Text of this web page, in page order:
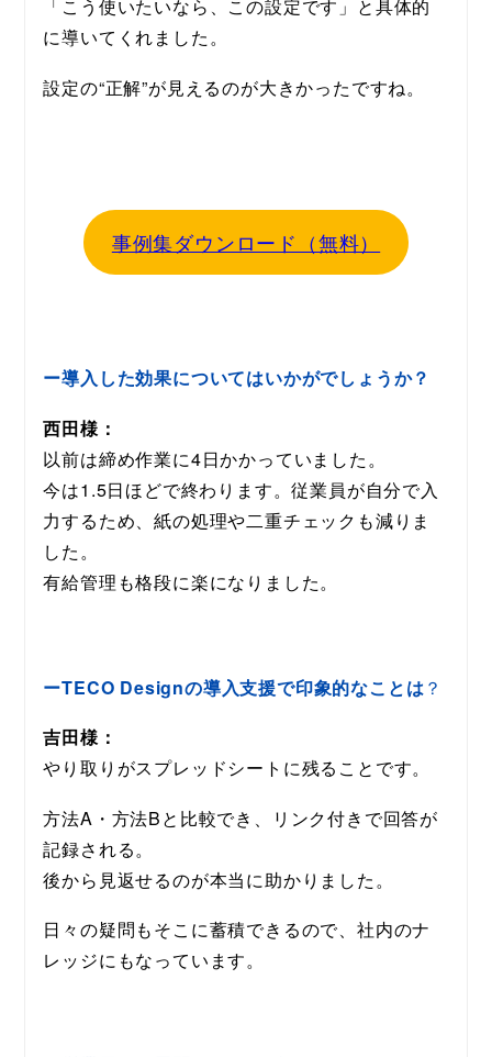
「こう使いたいなら、この設定です」と具体的
に導いてくれました。
設定の“正解”が見えるのが大きかったですね。
事例集ダウンロード（無料）
ー導入した効果についてはいかがでしょうか？
西田様：
以前は締め作業に4日かかっていました。
今は1.5日ほどで終わります。従業員が自分で入
力するため、紙の処理や二重チェックも減りま
した。
有給管理も格段に楽になりました。
ーTECO Designの導入支援で印象的なことは ？
吉田様：
やり取りがスプレッドシートに残ることです。
方法A・方法Bと比較でき、リンク付きで回答が
記録される。
後から見返せるのが本当に助かりました。
日々の疑問もそこに蓄積できるので、社内のナ
レッジにもなっています。